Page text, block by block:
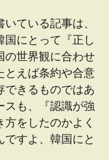
ている記事は、
にとって『正し
の世界観に合わせ
とえば条約や合意
できるものではあ
スも、『認識が強
をしたのかよく
すよ、韓国にと